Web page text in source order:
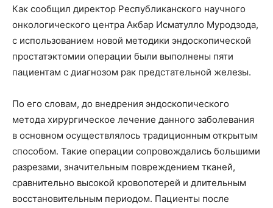
Как сообщил директор Республиканского научного
онкологического центра Акбар Исматулло Муродзода,
с использованием новой методики эндоскопической
простатэктомии операции были выполнены пяти
пациентам с диагнозом рак предстательной железы.
По его словам, до внедрения эндоскопического
метода хирургическое лечение данного заболевания
в основном осуществлялось традиционным открытым
способом. Такие операции сопровождались большими
разрезами, значительным повреждением тканей,
сравнительно высокой кровопотерей и длительным
восстановительным периодом. Пациенты после